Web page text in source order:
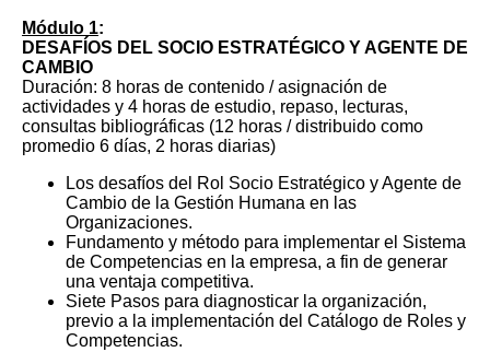
Módulo 1:
DESAFÍOS DEL SOCIO ESTRATÉGICO Y AGENTE DE
CAMBIO
Duración: 8 horas de contenido / asignación de
actividades y 4 horas de estudio, repaso, lecturas,
consultas bibliográficas (12 horas / distribuido como
promedio 6 días, 2 horas diarias)
Los desafíos del Rol Socio Estratégico y Agente de
Cambio de la Gestión Humana en las
Organizaciones.
Fundamento y método para implementar el Sistema
de Competencias en la empresa, a fin de generar
una ventaja competitiva.
Siete Pasos para diagnosticar la organización,
previo a la implementación del Catálogo de Roles y
Competencias.